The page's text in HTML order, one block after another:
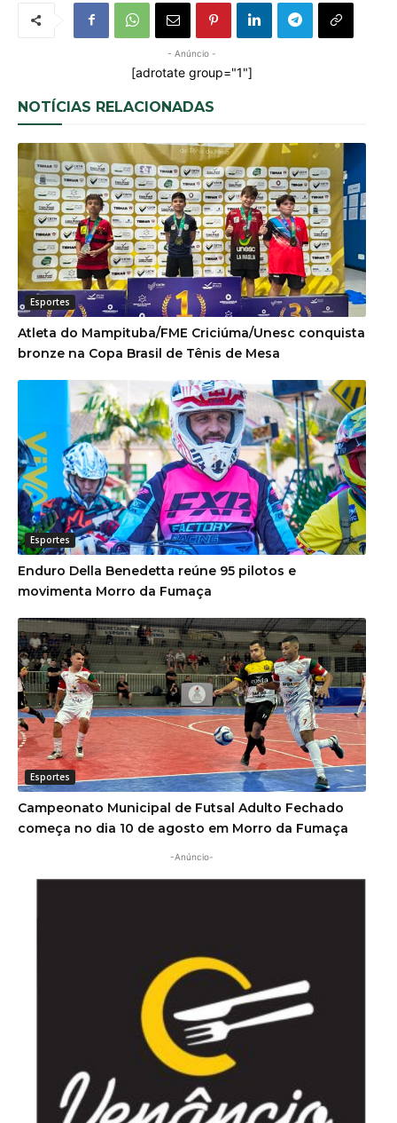
- Anúncio -
[adrotate group="1"]
NOTÍCIAS RELACIONADAS
Esportes
Atleta do Mampituba/FME Criciúma/Unesc conquista
bronze na Copa Brasil de Tênis de Mesa
Esportes
Enduro Della Benedetta reúne 95 pilotos e
movimenta Morro da Fumaça
Esportes
Campeonato Municipal de Futsal Adulto Fechado
começa no dia 10 de agosto em Morro da Fumaça
-Anúncio-